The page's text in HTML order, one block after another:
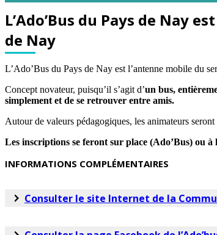
L’Ado’Bus du Pays de Nay
de Nay
L’Ado’Bus du Pays de Nay est l’antenne mobile du
Concept novateur, puisqu’il s’agit d’un bus,
simplement et de se retrouver entre amis.
Autour de valeurs pédagogiques, les animateurs
Les inscriptions se feront sur place (Ado’Bus) ou
INFORMATIONS COMPLÉMENTAIRES
Consulter le site Internet de la